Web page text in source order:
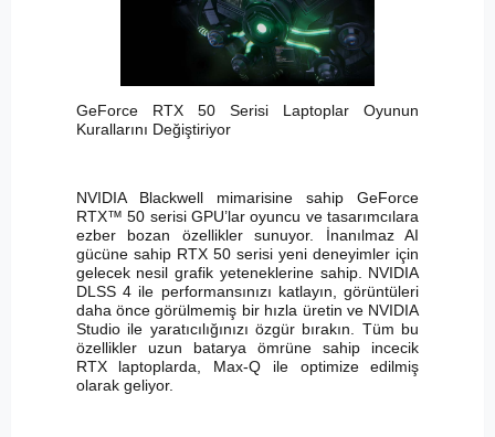
GeForce RTX 50 Serisi Laptoplar Oyunun
Kurallarını Değiştiriyor
NVIDIA Blackwell mimarisine sahip GeForce
RTX™ 50 serisi GPU’lar oyuncu ve tasarımcılara
ezber bozan özellikler sunuyor. İnanılmaz AI
gücüne sahip RTX 50 serisi yeni deneyimler için
gelecek nesil grafik yeteneklerine sahip. NVIDIA
DLSS 4 ile performansınızı katlayın, görüntüleri
daha önce görülmemiş bir hızla üretin ve NVIDIA
Studio ile yaratıcılığınızı özgür bırakın. Tüm bu
özellikler uzun batarya ömrüne sahip incecik
RTX laptoplarda, Max-Q ile optimize edilmiş
olarak geliyor.